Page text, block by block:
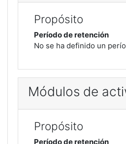
Propósito
Período de retención
No se ha definido un
Módulos de
Propósito
Período de retención